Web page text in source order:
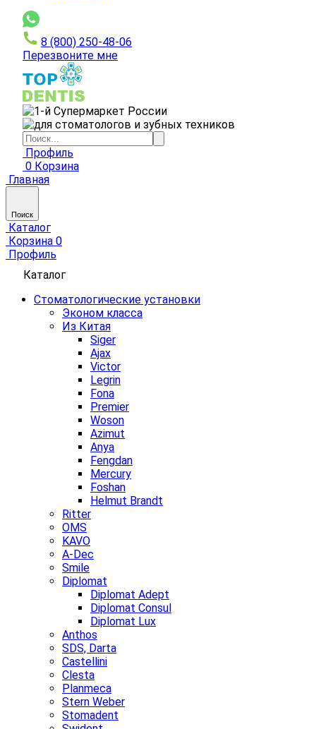
8 (800) 250-48-06
Перезвоните мне
Профиль
0 Корзина
Главная
Поиск
Каталог
Корзина 0
Профиль
Каталог
Стоматологические установки
Эконом класса
Из Китая
Siger
Ajax
Victor
Legrin
Fona
Premier
Woson
Azimut
Anya
Fengdan
Mercury
Foshan
Helmut Brandt
Ritter
OMS
KAVO
A-Dec
Smile
Diplomat
Diplomat Adept
Diplomat Consul
Diplomat Lux
Anthos
SDS, Darta
Castellini
Clesta
Planmeca
Stern Weber
Stomadent